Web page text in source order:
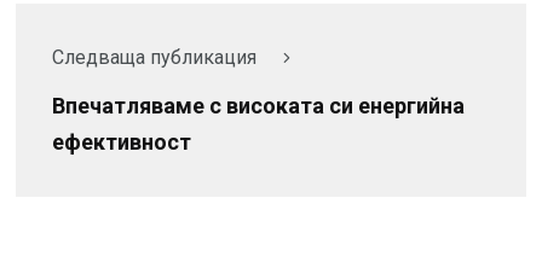
Следваща публикация
Впечатляваме с високата си енергийна
ефективност